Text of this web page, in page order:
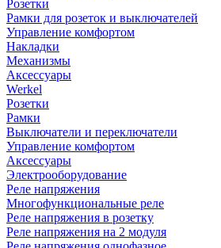
Розетки
Рамки для розеток и выключателей
Управление комфортом
Накладки
Механизмы
Аксессуары
Werkel
Розетки
Рамки
Выключатели и переключатели
Управление комфортом
Аксессуары
Электрооборудование
Реле напряжения
Многофункциональные реле
Реле напряжения в розетку
Реле напряжения на 2 модуля